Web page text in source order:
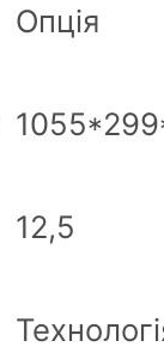
Опція
12,5